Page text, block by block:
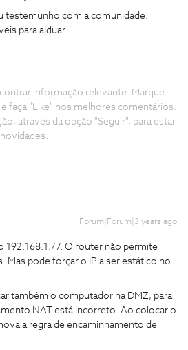
testemunho com a comunidade.
para ajduar.
informação relevante. Marque
faça "Like" nos melhores comentários.
através da opção "Seguir", para estar
Forum|Forum|3 years ago
192.168.1.77. O router não permite
Mas pode forçar o IP a ser estático no
também o computador na DMZ, para
NAT está incorreto. Ao colocar o
a regra de encaminhamento de